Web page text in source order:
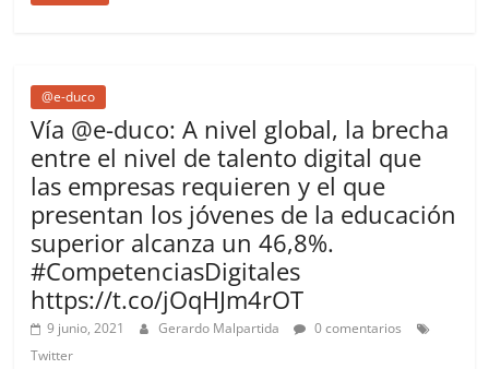
@e-duco
Vía @e-duco: A nivel global, la brecha
entre el nivel de talento digital que
las empresas requieren y el que
presentan los jóvenes de la educación
superior alcanza un 46,8%.
#CompetenciasDigitales
https://t.co/jOqHJm4rOT
9 junio, 2021 Gerardo Malpartida
0 comentarios
Twitter